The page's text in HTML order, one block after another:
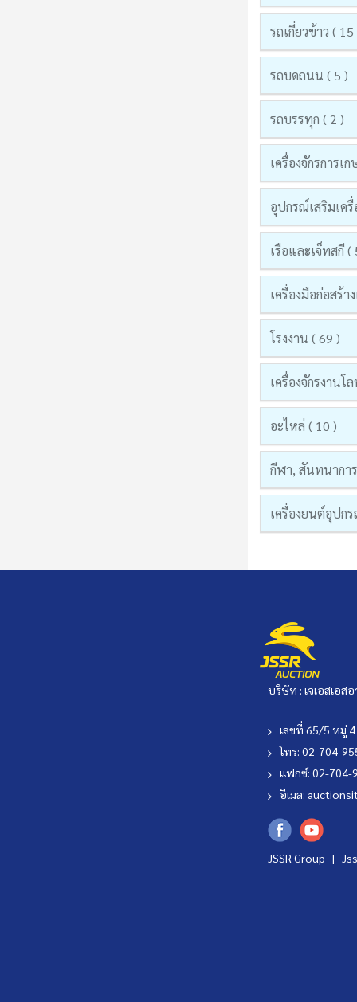
รถเกี่ยวข้าว ( 15
รถบดถนน ( 5 )
รถบรรทุก ( 2 )
เครื่องจักรการเ
อุปกรณ์เสริมเค
เรือและเจ็ทสกี (
เครื่องมือก่อสร้
โรงงาน ( 69 )
เครื่องจักรงานโ
อะไหล่ ( 10 )
กีฬา, สันทนากา
เครื่องยนต์อุปก
บริษัท : เจเอสเอส
เลขที่ 65/5 หมู่
โทร: 02-704-
แฟกซ์: 02-704-
อีเมล:
JSSR Group |